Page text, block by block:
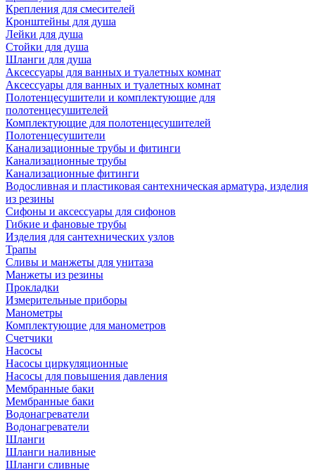
Крепления для смесителей
Кронштейны для душа
Лейки для душа
Стойки для душа
Шланги для душа
Аксессуары для ванных и туалетных комнат
Аксессуары для ванных и туалетных комнат
Полотенцесушители и комплектующие для
полотенцесушителей
Комплектующие для полотенцесушителей
Полотенцесушители
Канализационные трубы и фитинги
Канализационные трубы
Канализационные фитинги
Водосливная и пластиковая сантехническая арматура, изделия
из резины
Сифоны и аксессуары для сифонов
Гибкие и фановые трубы
Изделия для сантехнических узлов
Трапы
Сливы и манжеты для унитаза
Манжеты из резины
Прокладки
Измерительные приборы
Манометры
Комплектующие для манометров
Счетчики
Насосы
Насосы циркуляционные
Насосы для повышения давления
Мембранные баки
Мембранные баки
Водонагреватели
Водонагреватели
Шланги
Шланги наливные
Шланги сливные